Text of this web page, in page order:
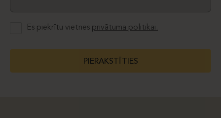
Es piekrītu vietnes privātuma politikai.
PIERAKSTĪTIES